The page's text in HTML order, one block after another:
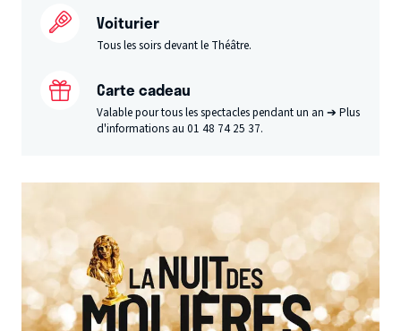
Voiturier
Tous les soirs devant le Théâtre.
Carte cadeau
Valable pour tous les spectacles pendant un an ➔ Plus
d'informations au 01 48 74 25 37.